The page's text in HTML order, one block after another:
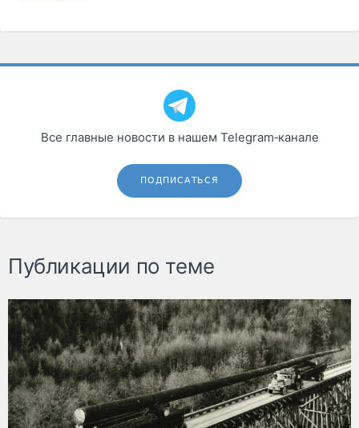
Все главные новости в нашем Telegram‑канале
ПОДПИСАТЬСЯ
Публикации по теме